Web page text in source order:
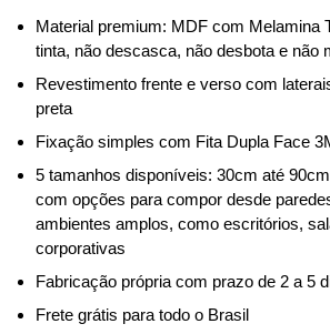
Material premium: MDF com Melamina
tinta, não descasca, não desbota e não
Revestimento frente e verso com
preta
Fixação simples com Fita Dupla Face
5 tamanhos disponíveis: 30cm até
com opções para compor desde
ambientes amplos, como escritórios,
corporativas
Fabricação própria com prazo de 2 a 5
Frete grátis para todo o Brasil